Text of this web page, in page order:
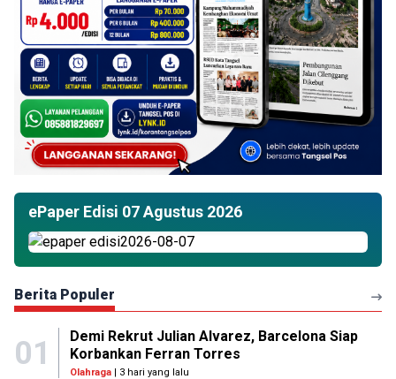
ePaper Edisi 07 Agustus 2026
Berita Populer
01
Demi Rekrut Julian Alvarez, Barcelona Siap
Korbankan Ferran Torres
Olahraga| 3 hari yang lalu